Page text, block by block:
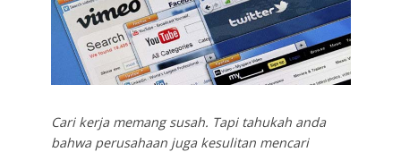
Cari kerja memang susah. Tapi tahukah anda
bahwa perusahaan juga kesulitan mencari